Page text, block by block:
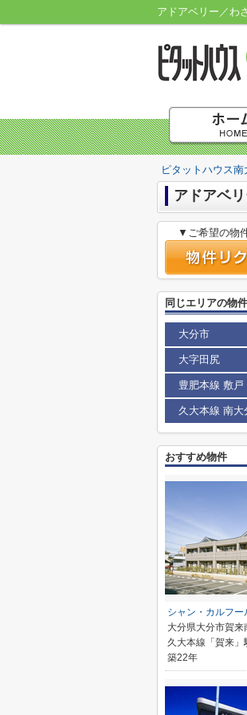
アドアベリー／わ
ピタットハウス
アドアベ
▼ご希望の物
同じエリアの物件
大分市
大字田尻
豊肥本線 敷戸
久大本線 南大
おすすめ物件
シャン・カルフー
大分県大分市賀来
久大本線「賀来」
築22年